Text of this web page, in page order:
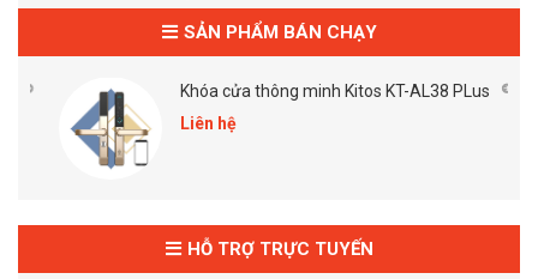
SẢN PHẨM BÁN CHẠY
Khóa cửa thông minh Kitos KT-AL38 PLus
Liên hệ
HỖ TRỢ TRỰC TUYẾN